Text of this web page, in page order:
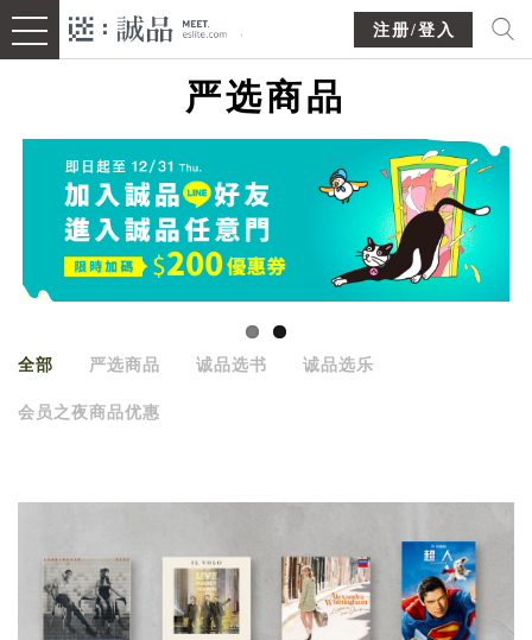
注册/登入
严选商品
全部 严选商品 诚品选书 诚品选乐
会员之夜商品优惠